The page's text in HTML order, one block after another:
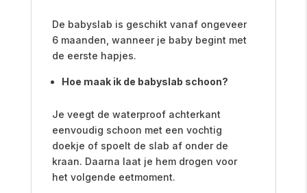
De babyslab is geschikt vanaf ongeveer
6 maanden, wanneer je baby begint met
de eerste hapjes.
Hoe maak ik de babyslab schoon?
Je veegt de waterproof achterkant
eenvoudig schoon met een vochtig
doekje of spoelt de slab af onder de
kraan. Daarna laat je hem drogen voor
het volgende eetmoment.